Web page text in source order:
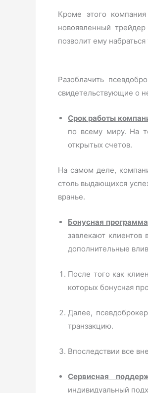
Кроме этого
новоявленный
позволит ему
Разоблачить
свидетельствующие о
Срок работы
по всему миру. На
открытых счетов.
На самом деле,
столь выдающихся
вранье.
Бонусная программа
завлекают
дополнительные
После того как
которых бонусная
Далее,
транзакцию.
Впоследствии все
Сервисная
индивидуальный